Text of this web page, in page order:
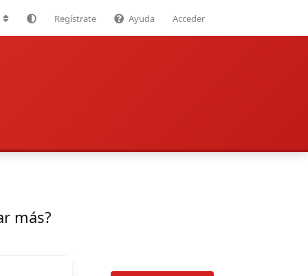
Regístrate Ayuda Acceder
más?